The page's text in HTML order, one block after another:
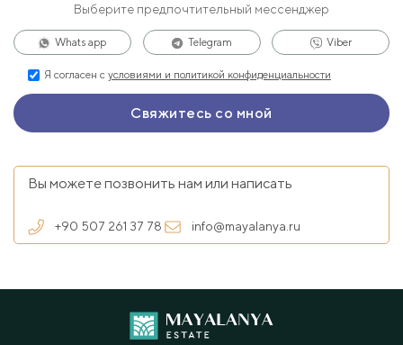
Выберите предпочтительный мессенджер
Whats app Telegram Viber
Я согласен с условиями и политикой конфиденциальности
Вы можете позвонить нам или написать
+90 507 261 37 78 info@mayalanya.ru